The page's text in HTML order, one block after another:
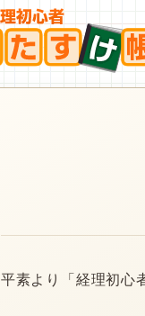
平素より「経理初心